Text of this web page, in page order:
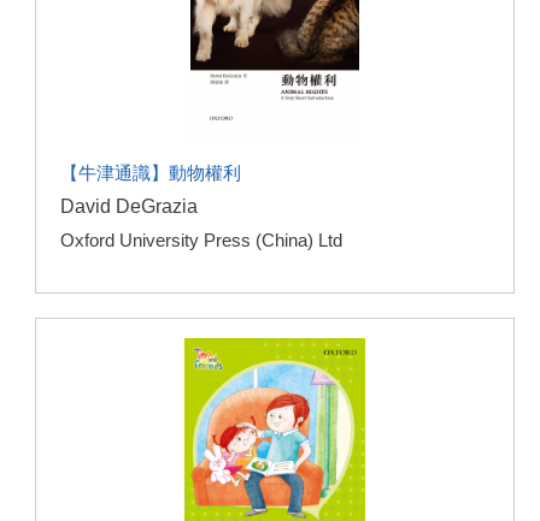
【牛津通識】動物權利
David DeGrazia
Oxford University Press (China) Ltd